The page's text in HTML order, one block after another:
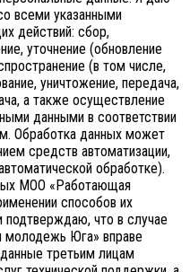
всеми указанными
действий: сбор,
уточнение (обновление
(в том числе,
уничтожение, передача,
а также осуществление
данными в соответствии
Обработка данных может
средств автоматизации,
обработке).
МОО «Работающая
способов их
что в случае
Юга» вправе
третьим лицам